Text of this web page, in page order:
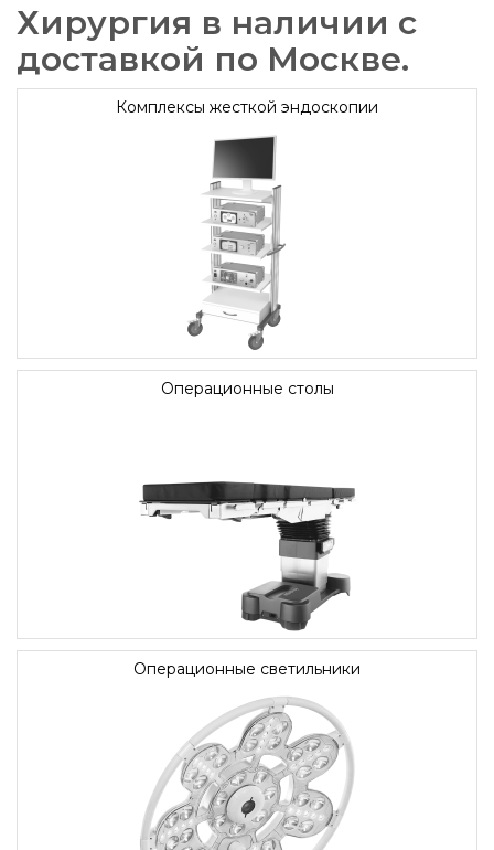
Хирургия в наличии с
доставкой по Москве.
Комплексы жесткой эндоскопии
Операционные столы
Операционные светильники